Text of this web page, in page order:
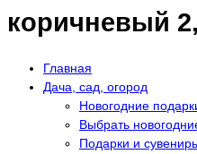
коричневый
Главная
Дача, сад, огород
Новогодние
Выбрать
Подарки и